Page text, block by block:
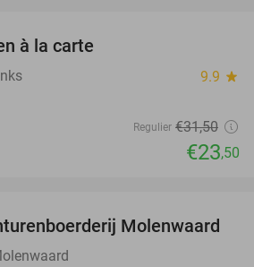
à la carte
9.9 star
Regulier €31,50
€23,50
27%
Molenwaard